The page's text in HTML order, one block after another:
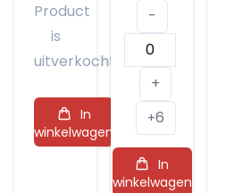
Product
is
uitverkocht
In
winkelwagen
-
Dune
Gris
de
Camarque
aantal
+
+6
In
winkelwagen